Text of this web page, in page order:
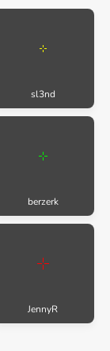
sl3nd
berzerk
JennyR